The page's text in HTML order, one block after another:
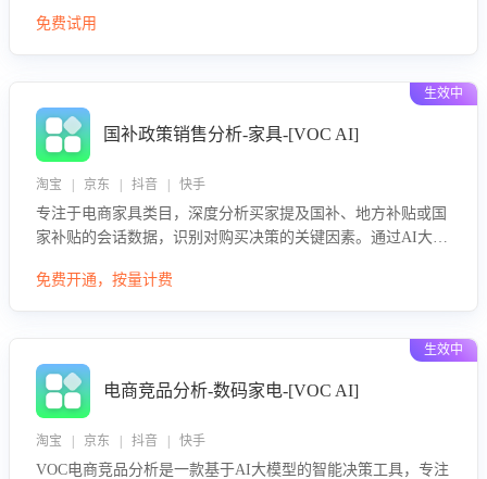
免费试用
生效中
国补政策销售分析-家具-[VOC AI]
淘宝 | 京东 | 抖音 | 快手
专注于电商家具类目，深度分析买家提及国补、地方补贴或国
家补贴的会话数据，识别对购买决策的关键因素。通过AI大模
略，助力商家利用国补政策提升GMV。
免费开通，按量计费
生效中
电商竞品分析-数码家电-[VOC AI]
淘宝 | 京东 | 抖音 | 快手
VOC电商竞品分析是一款基于AI大模型的智能决策工具，专注